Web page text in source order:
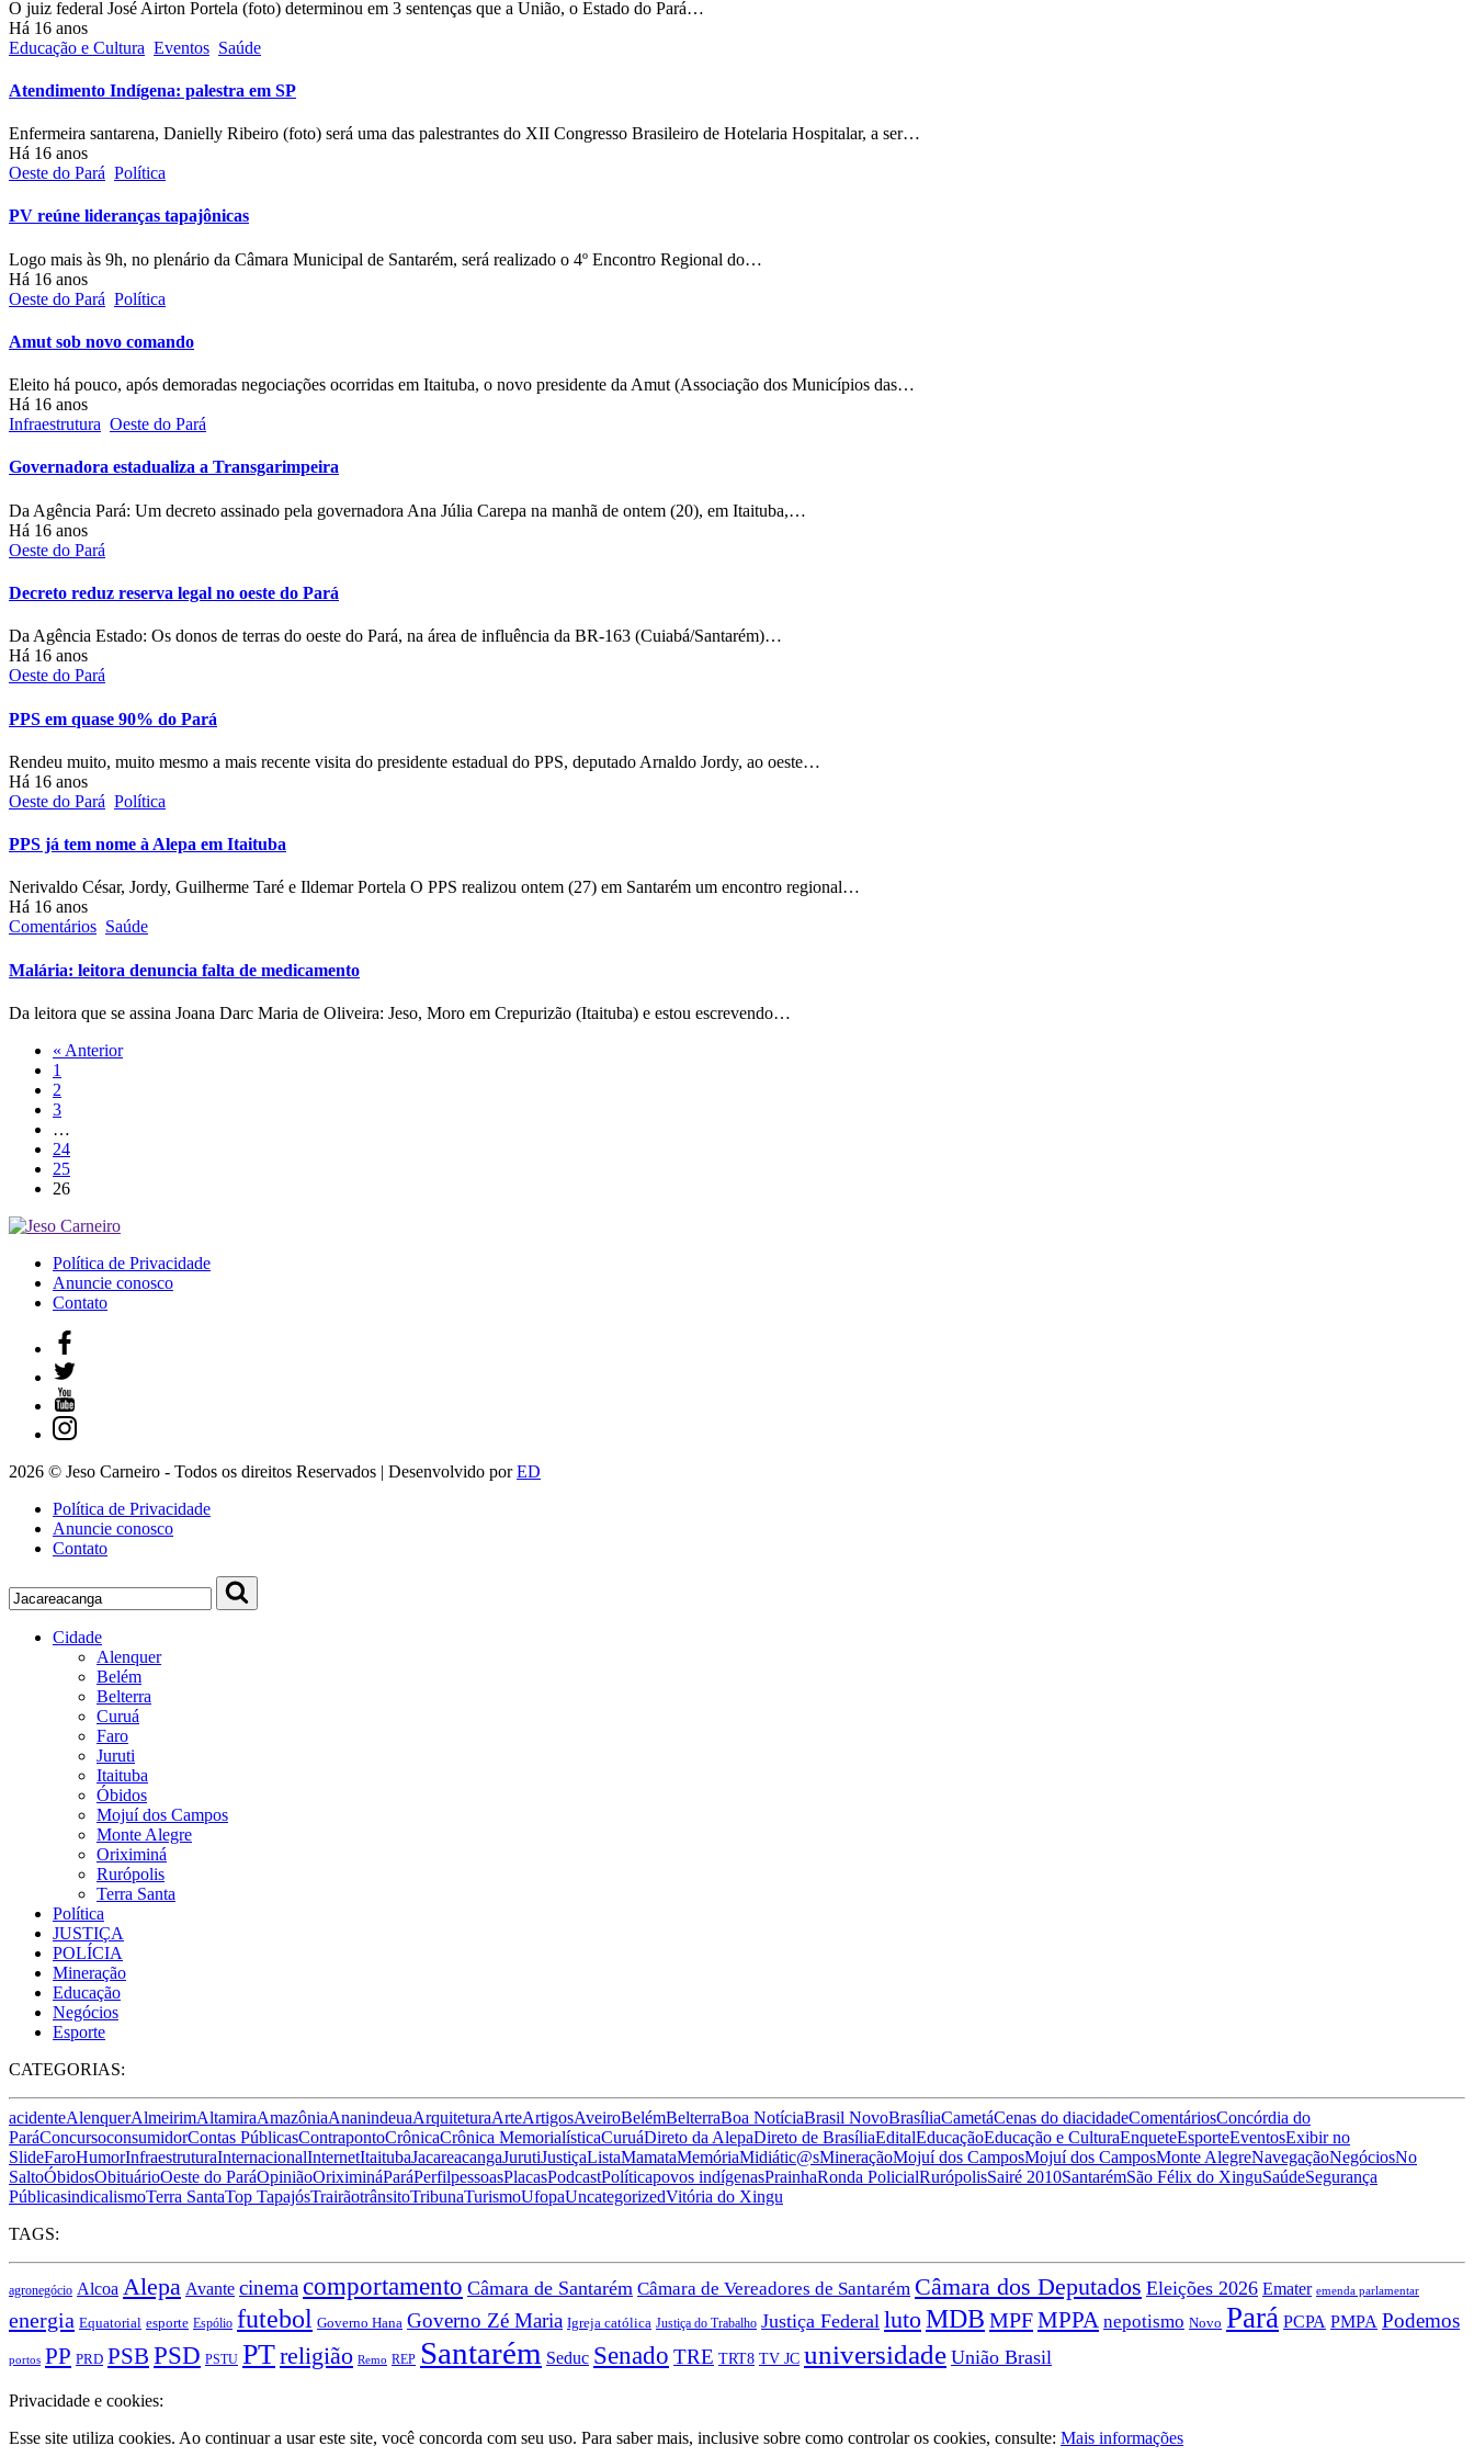
O juiz federal José Airton Portela (foto) determinou em 3 sentenças que a União, o Estado do Pará…
Há 16 anos
Educação e Cultura Eventos Saúde
Atendimento Indígena: palestra em SP
Enfermeira santarena, Danielly Ribeiro (foto) será uma das palestrantes do XII Congresso Brasileiro de Hotelaria Hospitalar, a ser…
Há 16 anos
Oeste do Pará Política
PV reúne lideranças tapajônicas
Logo mais às 9h, no plenário da Câmara Municipal de Santarém, será realizado o 4º Encontro Regional do…
Há 16 anos
Oeste do Pará Política
Amut sob novo comando
Eleito há pouco, após demoradas negociações ocorridas em Itaituba, o novo presidente da Amut (Associação dos Municípios das…
Há 16 anos
Infraestrutura Oeste do Pará
Governadora estadualiza a Transgarimpeira
Da Agência Pará: Um decreto assinado pela governadora Ana Júlia Carepa na manhã de ontem (20), em Itaituba,…
Há 16 anos
Oeste do Pará
Decreto reduz reserva legal no oeste do Pará
Da Agência Estado: Os donos de terras do oeste do Pará, na área de influência da BR-163 (Cuiabá/Santarém)…
Há 16 anos
Oeste do Pará
PPS em quase 90% do Pará
Rendeu muito, muito mesmo a mais recente visita do presidente estadual do PPS, deputado Arnaldo Jordy, ao oeste…
Há 16 anos
Oeste do Pará Política
PPS já tem nome à Alepa em Itaituba
Nerivaldo César, Jordy, Guilherme Taré e Ildemar Portela O PPS realizou ontem (27) em Santarém um encontro regional…
Há 16 anos
Comentários Saúde
Malária: leitora denuncia falta de medicamento
Da leitora que se assina Joana Darc Maria de Oliveira: Jeso, Moro em Crepurizão (Itaituba) e estou escrevendo…
« Anterior
1
2
3
…
24
25
26
Política de Privacidade
Anuncie conosco
Contato
2026 © Jeso Carneiro - Todos os direitos Reservados | Desenvolvido porED
Política de Privacidade
Anuncie conosco
Contato
Cidade
Alenquer
Belém
Belterra
Curuá
Faro
Juruti
Itaituba
Óbidos
Mojuí dos Campos
Monte Alegre
Oriximiná
Rurópolis
Terra Santa
Política
JUSTIÇA
POLÍCIA
Mineração
Educação
Negócios
Esporte
CATEGORIAS:
acidenteAlenquerAlmeirimAltamiraAmazôniaAnanindeuaArquiteturaArteArtigosAveiroBelémBelterraBoa NotíciaBrasil NovoBrasíliaCametáCenas do diacidadeComentáriosConcórdia do
ParáConcursoconsumidorContas PúblicasContrapontoCrônicaCrônica MemorialísticaCuruáDireto da AlepaDireto de BrasíliaEditalEducaçãoEducação e CulturaEnqueteEsporteEventosExibir no
SlideFaroHumorInfraestruturaInternacionalInternetItaitubaJacareacangaJurutiJustiçaListaMamataMemóriaMidiátic@sMineraçãoMojuí dos CamposMojuí dos CamposMonte AlegreNavegaçãoNegóciosNo
SaltoÓbidosObituárioOeste do ParáOpiniãoOriximináParáPerfilpessoasPlacasPodcastPolíticapovos indígenasPrainhaRonda PolicialRurópolisSairé 2010SantarémSão Félix do XinguSaúdeSegurança
PúblicasindicalismoTerra SantaTop TapajósTrairãotrânsitoTribunaTurismoUfopaUncategorizedVitória do Xingu
TAGS:
agronegócio Alcoa Alepa Avante cinemacomportamento Câmara de Santarém Câmara de Vereadores de Santarém Câmara dos Deputados Eleições 2026 Emater emenda parlamentar
energia Equatorial esporte Espólio futebol Governo Hana Governo Zé Maria Igreja católica Justiça do Trabalho Justiça Federal lutoMDB MPFMPPA nepotismo Novo Pará PCPA PMPA Podemos
portos PP PRD PSB PSD PSTU PTreligião Remo REP Santarém Seduc Senado TRE TRT8 TV JC universidade União Brasil
Privacidade e cookies:
Esse site utiliza cookies. Ao continuar a usar este site, você concorda com seu uso. Para saber mais, inclusive sobre como controlar os cookies, consulte: Mais informações